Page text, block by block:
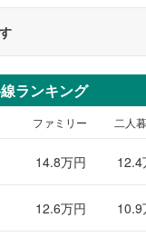
ランキング
ファミリー 二人
14.8万円 12.4
12.6万円 10.9